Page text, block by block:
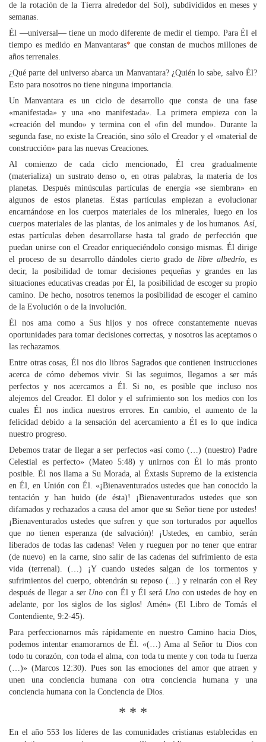
de la rotación de la Tierra alrededor del Sol), subdivididos en meses y
semanas.
Él —universal— tiene un modo diferente de medir el tiempo. Para Él el
tiempo es medido en Manvantaras* que constan de muchos millones de
años terrenales.
¿Qué parte del universo abarca un Manvantara? ¿Quién lo sabe, salvo Él?
Esto para nosotros no tiene ninguna importancia.
Un Manvantara es un ciclo de desarrollo que consta de una fase
«manifestada» y una «no manifestada». La primera empieza con la
«creación del mundo» y termina con el «fin del mundo». Durante la
segunda fase, no existe la Creación, sino sólo el Creador y el «material de
construcción» para las nuevas Creaciones.
Al comienzo de cada ciclo mencionado, Él crea gradualmente
(materializa) un sustrato denso o, en otras palabras, la materia de los
planetas. Después minúsculas partículas de energía «se siembran» en
algunos de estos planetas. Estas partículas empiezan a evolucionar
encarnándose en los cuerpos materiales de los minerales, luego en los
cuerpos materiales de las plantas, de los animales y de los humanos. Así,
estas partículas deben desarrollarse hasta tal grado de perfección que
puedan unirse con el Creador enriqueciéndolo consigo mismas. Él dirige
el proceso de su desarrollo dándoles cierto grado delibre albedrío, es
decir, la posibilidad de tomar decisiones pequeñas y grandes en las
situaciones educativas creadas por Él, la posibilidad de escoger su propio
camino. De hecho, nosotros tenemos la posibilidad de escoger el camino
de la Evolución o de la involución.
Él nos ama como a Sus hijos y nos ofrece constantemente nuevas
oportunidades para tomar decisiones correctas, y nosotros las aceptamos o
las rechazamos.
Entre otras cosas, Él nos dio libros Sagrados que contienen instrucciones
acerca de cómo debemos vivir. Si las seguimos, llegamos a ser más
perfectos y nos acercamos a Él. Si no, es posible que incluso nos
alejemos del Creador. El dolor y el sufrimiento son los medios con los
cuales Él nos indica nuestros errores. En cambio, el aumento de la
felicidad debido a la sensación del acercamiento a Él es lo que indica
nuestro progreso.
Debemos tratar de llegar a ser perfectos «así como (…) (nuestro) Padre
Celestial es perfecto» (Mateo 5:48) y unirnos con Él lo más pronto
posible. Él nos llama a Su Morada, al Éxtasis Supremo de la existencia
en Él, en Unión con Él. «¡Bienaventurados ustedes que han conocido la
tentación y han huido (de ésta)! ¡Bienaventurados ustedes que son
difamados y rechazados a causa del amor que su Señor tiene por ustedes!
¡Bienaventurados ustedes que sufren y que son torturados por aquellos
que no tienen esperanza (de salvación)! ¡Ustedes, en cambio, serán
liberados de todas las cadenas! Velen y rueguen por no tener que entrar
(de nuevo) en la carne, sino salir de las cadenas del sufrimiento de esta
vida (terrenal). (…) ¡Y cuando ustedes salgan de los tormentos y
sufrimientos del cuerpo, obtendrán su reposo (…) y reinarán con el Rey
después de llegar a ser Uno con Él y Él será Unocon ustedes de hoy en
adelante, por los siglos de los siglos! Amén» (El Libro de Tomás el
Contendiente, 9:2-45).
Para perfeccionarnos más rápidamente en nuestro Camino hacia Dios,
podemos intentar enamorarnos de Él. «(…) Ama al Señor tu Dios con
todo tu corazón, con toda el alma, con toda tu mente y con toda tu fuerza
(…)» (Marcos 12:30). Pues son las emociones del amor que atraen y
unen una conciencia humana con otra conciencia humana y una
conciencia humana con la Conciencia de Dios.
* * *
En el año 553 los líderes de las comunidades cristianas establecidas en